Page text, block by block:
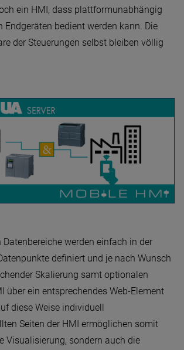
ein HMI, dass plattformunabhängig
Endgeräten bedient werden kann. Die
der Steuerungen selbst bleiben völlig
Datenbereiche werden einfach in der
definiert und je nach Wunsch
Skalierung samt optionalen
über ein entsprechendes Web-Element
diese Weise individuell
Seiten der HMI ermöglichen somit
Visualisierung, sondern auch die